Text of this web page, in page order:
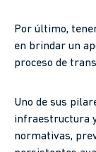
Por último,
en brindar un
proceso de
Uno de sus
infraestructura
normativas,